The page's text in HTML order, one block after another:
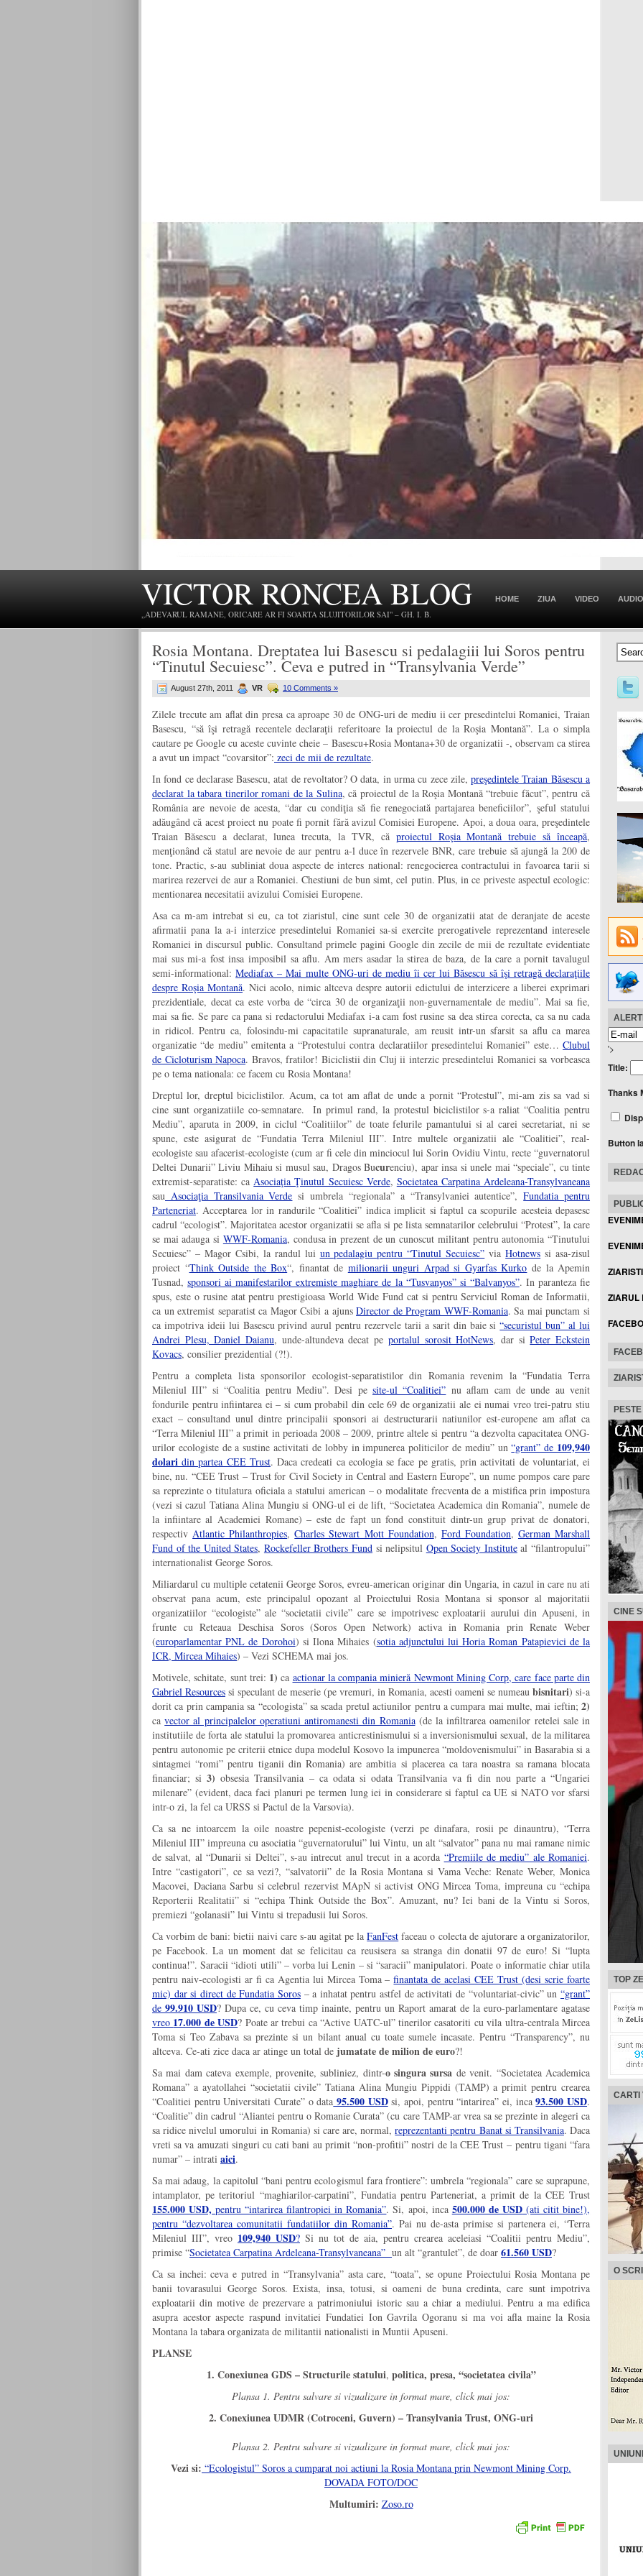
VICTOR RONCEA BLOG
„ADEVARUL RAMANE, ORICARE AR FI SOARTA SLUJITORILOR SAI" – GH. I. B.
HOME ZIUA VIDEO AUDIO
Rosia Montana. Dreptatea lui Basescu si pedalagiii lui Soros pentru
“Tinutul Secuiesc”. Ceva e putred in “Transylvania Verde”
August 27th, 2011 VR 10 Comments »
Zilele trecute am aflat din presa ca aproape 30 de ONG-uri de mediu ii cer presedintelui Romaniei, Traian
Basescu, “să îşi retragă recentele declaraţii referitoare la proiectul de la Roşia Montană”. La o simpla
cautare pe Google cu aceste cuvinte cheie – Basescu+Rosia Montana+30 de organizatii -, observam ca stirea
a avut un impact “covarsitor”: zeci de mii de rezultate.
In fond ce declarase Basescu, atat de revoltator? O data, in urma cu zece zile,preşedintele Traian Băsescu a
declarat la tabara tinerilor romani de la Sulina, că proiectul de la Roşia Montană “trebuie făcut”, pentru că
România are nevoie de acesta, “dar cu condiţia să fie renegociată partajarea beneficiilor”, şeful statului
adăugând că acest proiect nu poate fi pornit fără avizul Comisiei Europene. Apoi, a doua oara, preşedintele
Traian Băsescu a declarat, lunea trecuta, la TVR, că proiectul Roşia Montană trebuie să înceapă,
menţionând că statul are nevoie de aur pentru a-l duce în rezervele BNR, care trebuie să ajungă la 200 de
tone. Practic, s-au subliniat doua aspecte de interes national: renegocierea contractului in favoarea tarii si
marirea rezervei de aur a Romaniei. Chestiuni de bun simt, cel putin. Plus, in ce priveste aspectul ecologic:
mentionarea necesitatii avizului Comisiei Europene.
Asa ca m-am intrebat si eu, ca tot ziaristul, cine sunt cele 30 de organizatii atat de deranjate de aceste
afirmatii pana la a-i interzice presedintelui Romaniei sa-si exercite prerogativele reprezentand interesele
Romaniei in discursul public. Consultand primele pagini Google din zecile de mii de rezultate evidentiate
mai sus mi-a fost insa imposibil sa aflu. Am mers asadar la stirea de baza, de la care a pornit tavalugul
semi-informational:Mediafax – Mai multe ONG-uri de mediu îi cer lui Băsescu să îşi retragă declaraţiile
despre Roşia Montană. Nici acolo, nimic altceva despre autorii edictului de interzicere a liberei exprimari
prezidentiale, decat ca este vorba de “circa 30 de organizaţii non-guvernamentale de mediu”. Mai sa fie,
mai sa fie. Se pare ca pana si redactorului Mediafax i-a cam fost rusine sa dea stirea corecta, ca sa nu cada
in ridicol. Pentru ca, folosindu-mi capacitatile supranaturale, am reusit intr-un sfarsit sa aflu ca marea
organizatie “de mediu” emitenta a “Protestului contra declaratiilor presedintelui Romaniei” este… Clubul
de Cicloturism Napoca. Bravos, fratilor! Biciclistii din Cluj ii interzic presedintelui Romaniei sa vorbeasca
pe o tema nationala: ce facem cu Rosia Montana!
Dreptul lor, dreptul biciclistilor. Acum, ca tot am aflat de unde a pornit “Protestul”, mi-am zis sa vad si
cine sunt organizatiile co-semnatare. In primul rand, la protestul biciclistilor s-a raliat “Coalitia pentru
Mediu”, aparuta in 2009, in ciclul “Coalitiilor” de toate felurile pamantului si al carei secretariat, ni se
spune, este asigurat de “Fundatia Terra Mileniul III”. Intre multele organizatii ale “Coalitiei”, real-
ecologiste sau afacerist-ecologiste (cum ar fi cele din minciocul lui Sorin Ovidiu Vintu, recte “guvernatorul
Deltei Dunarii” Liviu Mihaiu si musul sau, Dragos Bucurenciu), apar insa si unele mai “speciale”, cu tinte
extremist-separatiste: caAsociaţia Ţinutul Secuiesc Verde, Societatea Carpatina Ardeleana-Transylvaneana
sau Asociaţia Transilvania Verde si umbrela “regionala” a “Transylvaniei autentice”,Fundatia pentru
Parteneriat. Acceptarea lor in randurile “Coalitiei” indica implicit si faptul ca scopurile acesteia depasesc
cadrul “ecologist”. Majoritatea acestor organizatii se afla si pe lista semnatarilor celebrului “Protest”, la care
se mai adauga si WWF-Romania, condusa in prezent de un cunoscut militant pentru autonomia “Tinutului
Secuiesc” – Magor Csibi, la randul lui un pedalagiu pentru “Tinutul Secuiesc” viaHotnews si asa-zisul
proiect “Think Outside the Box“, finantat de milionarii unguri Arpad si Gyarfas Kurko de la Apemin
Tusnad,sponsori ai manifestarilor extremiste maghiare de la “Tusvanyos” si “Balvanyos”. In paranteza fie
spus, este o rusine atat pentru prestigioasa World Wide Fund cat si pentru Serviciul Roman de Informatii,
ca un extremist separatist ca Magor Csibi a ajunsDirector de Program WWF-Romania. Sa mai punctam si
ca impotriva ideii lui Basescu privind aurul pentru rezervele tarii a sarit din baie si“securistul bun” al lui
Andrei Plesu, Daniel Daianu, unde-altundeva decat pe portalul sorosit HotNews, dar siPeter Eckstein
Kovacs, consilier prezidential (?!).
Pentru a completa lista sponsorilor ecologist-separatistilor din Romania revenim la “Fundatia Terra
Mileniul III” si “Coalitia pentru Mediu”. Desi pe site-ul “Coalitiei” nu aflam cam de unde au venit
fondurile pentru infiintarea ei – si cum probabil din cele 69 de organizatii ale ei numai vreo trei-patru stiu
exact – consultand unul dintre principalii sponsori ai destructurarii natiunilor est-europene am aflat ca
“Terra Mileniul III” a primit in perioada 2008 – 2009, printre altele si pentru “a dezvolta capacitatea ONG-
urilor ecologiste de a sustine activitati de lobby in impunerea politicilor de mediu” un“grant” de 109,940
dolari din partea CEE Trust. Daca credeati ca ecologia se face pe gratis, prin activitati de voluntariat, ei
bine, nu. “CEE Trust – Trust for Civil Society in Central and Eastern Europe”, un nume pompos care pare
sa reprezinte o titulatura oficiala a statului american – o modalitate frecventa de a mistifica prin impostura
(vezi si cazul Tatiana Alina Mungiu si ONG-ul ei de lift, “Societatea Academica din Romania”, numele de
la infiintare al Academiei Romane) – este de fapt un fond constituit dintr-un grup privat de donatori,
respectivAtlantic Philanthropies,Charles Stewart Mott Foundation, Ford Foundation, German Marshall
Fund of the United States, Rockefeller Brothers Fund si nelipsitul Open Society Instituteal “filantropului”
internationalist George Soros.
Miliardarul cu multiple cetatenii George Soros, evreu-american originar din Ungaria, in cazul in care nu ati
observat pana acum, este principalul opozant al Proiectului Rosia Montana si sponsor al majoritatii
organizatiilor “ecologiste” ale “societatii civile” care se impotrivesc exploatarii aurului din Apuseni, in
frunte cu Reteaua Deschisa Soros (Soros Open Network) activa in Romania prin Renate Weber
(europarlamentar PNL de Dorohoi) si Ilona Mihaies (sotia adjunctului lui Horia Roman Patapievici de la
ICR, Mircea Mihaies) – Vezi SCHEMA mai jos.
Motivele, schitate, sunt trei: 1) ca actionar la compania minieră Newmont Mining Corp, care face parte din
Gabriel Resources si speculant de meserie (pe vremuri, in Romania, acesti oameni se numeau bisnitari) si-a
dorit ca prin campania sa “ecologista” sa scada pretul actiunilor pentru a cumpara mai multe, mai ieftin; 2)
cavector al principalelor operatiuni antiromanesti din Romania(de la infiltrarea oamenilor retelei sale in
institutiile de forta ale statului la promovarea anticrestinismului si a inversionismului sexual, de la militarea
pentru autonomie pe criterii etnice dupa modelul Kosovo la impunerea “moldovenismului” in Basarabia si a
sintagmei “romi” pentru tiganii din Romania) are ambitia si placerea ca tara noastra sa ramana blocata
financiar; si3) obsesia Transilvania – ca odata si odata Transilvania va fi din nou parte a “Ungariei
milenare” (evident, daca faci planuri pe termen lung iei in considerare si faptul ca UE si NATO vor sfarsi
intr-o zi, la fel ca URSS si Pactul de la Varsovia).
Ca sa ne intoarcem la oile noastre pepenist-ecologiste (verzi pe dinafara, rosii pe dinauntru), “Terra
Mileniul III” impreuna cu asociatia “guvernatorului” lui Vintu, un alt “salvator” pana nu mai ramane nimic
de salvat, al “Dunarii si Deltei”, s-au intrecut anul trecut in a acorda “Premiile de mediu” ale Romaniei.
Intre “castigatori”, ce sa vezi?, “salvatorii” de la Rosia Montana si Vama Veche: Renate Weber, Monica
Macovei, Daciana Sarbu si celebrul rezervist MApN si activist ONG Mircea Toma, impreuna cu “echipa
Reporterii Realitatii” si “echipa Think Outside the Box”. Amuzant, nu? Iei bani de la Vintu si Soros,
premiezi “golanasii” lui Vintu si trepadusii lui Soros.
Ca vorbim de bani: bietii naivi care s-au agitat pe laFanFest faceau o colecta de ajutorare a organizatorilor,
pe Facebook. La un moment dat se felicitau ca reusisera sa stranga din donatii 97 de euro! Si “lupta
continua!”. Saracii “idioti utili” – vorba lui Lenin – si “saracii” manipulatori. Poate o informatie chiar utila
pentru naiv-ecologisti ar fi ca Agentia lui Mircea Toma –finantata de acelasi CEE Trust (desi scrie foarte
mic) dar si direct de Fundatia Soros– a inhatat pentru astfel de activitati de “voluntariat-civic” un“grant”
de 99.910 USD? Dupa ce, cu ceva timp inainte, pentru un Raport amarat de la euro-parlamentare agatase
vreo 17.000 de USD? Poate ar trebui ca “Active UATC-ul” tinerilor casatoriti cu vila ultra-centrala Mircea
Toma si Teo Zabava sa prezinte si un bilant anual cu toate sumele incasate. Pentru “Transparency”, nu
altceva. Ce-ati zice daca ar atinge un total de jumatate de milion de euro?!
Sa mai dam cateva exemple, provenite, subliniez, dintr-o singura sursa de venit. “Societatea Academica
Romana” a ayatollahei “societatii civile” Tatiana Alina Mungiu Pippidi (TAMP) a primit pentru crearea
“Coalitiei pentru Universitati Curate” o data 95.500 USDsi, apoi, pentru “intarirea” ei, inca93.500 USD.
“Coalitie” din cadrul “Aliantei pentru o Romanie Curata” (cu care TAMP-ar vrea sa se prezinte in alegeri ca
sa ridice nivelul umorului in Romania) si care are, normal,reprezentanti pentru Banat si Transilvania. Daca
vreti sa va amuzati singuri cu cati bani au primit “non-profitii” nostri de la CEE Trust – pentru tigani “fara
numar” – intrati aici.
Sa mai adaug, la capitolul “bani pentru ecologismul fara frontiere”: umbrela “regionala” care se suprapune,
intamplator, pe teritoriul “maghiarilor-carpatini”, Fundatia pentru Parteneriat, a primit de la CEE Trust
155.000 USD, pentru “intarirea filantropiei in Romania”. Si, apoi, inca 500.000 de USD(ati citit bine!),
pentru “dezvoltarea comunitatii fundatiilor din Romania”. Pai nu de-asta primise si partenera ei, “Terra
Mileniul III”, vreo 109,940 USD? Si nu tot de aia, pentru crearea aceleiasi “Coalitii pentru Mediu”,
primise “Societatea Carpatina Ardeleana-Transylvaneana” un alt “grantulet”, de doar 61.560 USD?
Ca sa inchei: ceva e putred in “Transylvania” asta care, “toata”, se opune Proiectului Rosia Montana pe
banii tovarasului George Soros. Exista, insa, totusi, si oameni de buna credinta, care sunt impotriva
exploatarii din motive de prezervare a patrimoniului istoric sau a chiar a mediului. Pentru a ma edifica
asupra acestor aspecte raspund invitatiei Fundatiei Ion Gavrila Ogoranu si ma voi afla maine la Rosia
Montana la tabara organizata de militantii nationalisti in Muntii Apuseni.
PLANSE
1. Conexiunea GDS – Structurile statului, politica, presa, “societatea civila”
Plansa 1. Pentru salvare si vizualizare in format mare, click mai jos:
2. Conexiunea UDMR (Cotroceni, Guvern) – Transylvania Trust, ONG-uri
Plansa 2. Pentru salvare si vizualizare in format mare, click mai jos:
Vezi si: “Ecologistul” Soros a cumparat noi actiuni la Rosia Montana prin Newmont Mining Corp.
DOVADA FOTO/DOC
Multumiri: Zoso.ro
'>
Title:
Thanks
Button
ZIARUL
CINE
TOP
CARTI
O